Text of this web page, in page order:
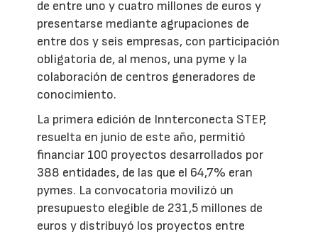
de entre uno y cuatro millones de euros y
presentarse mediante agrupaciones de
entre dos y seis empresas, con participación
obligatoria de, al menos, una pyme y la
colaboración de centros generadores de
conocimiento.
La primera edición de Innterconecta STEP,
resuelta en junio de este año, permitió
financiar 100 proyectos desarrollados por
388 entidades, de las que el 64,7% eran
pymes. La convocatoria movilizó un
presupuesto elegible de 231,5 millones de
euros y distribuyó los proyectos entre